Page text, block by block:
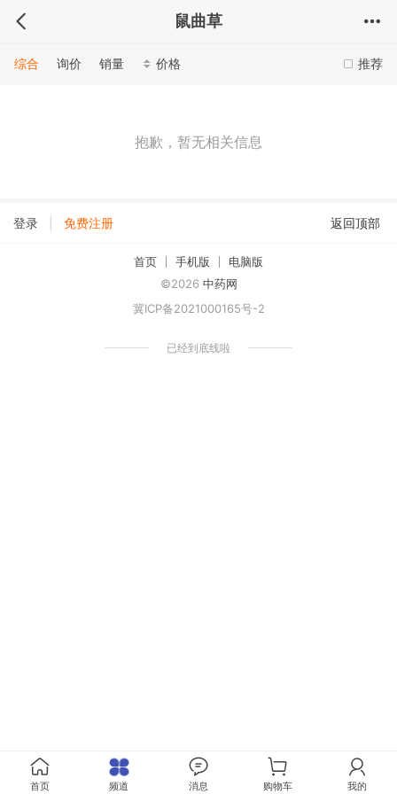
鼠曲草
推荐
综合 询价 销量 价格
抱歉，暂无相关信息
登录 免费注册 返回顶部
首页 手机版
电脑版
©2026 中药网
冀ICP备2021000165号-2
已经到底线啦
首页 频道 消息 购物车 我的